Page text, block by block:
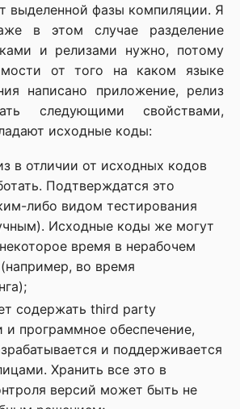
выделенной фазы компиляции. Я
в этом случае разделение
и релизами нужно, потому
от того на каком языке
написано приложение, релиз
следующими свойствами,
исходные коды:
в отличии от исходных кодов
Подтверждатся это
либо видом тестирования
Исходные коды же могут
время в нерабочем
во время
содержать third party
и программное обеспечение,
и поддерживается
Хранить все это в
версий может быть не